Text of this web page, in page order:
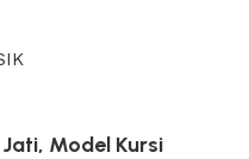
Model Kursi